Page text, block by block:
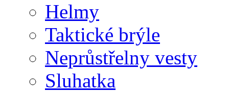
Helmy
Taktické brýle
Neprůstřelny vesty
Sluhatka